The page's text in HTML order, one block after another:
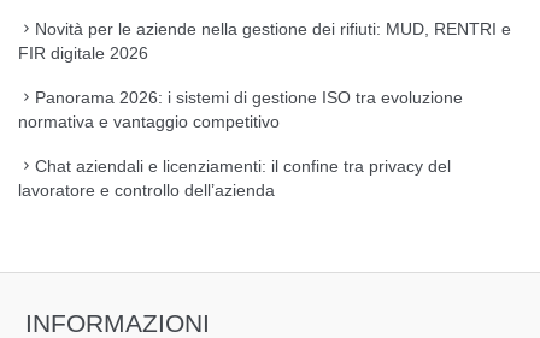
Novità per le aziende nella gestione dei rifiuti: MUD, RENTRI e
FIR digitale 2026
Panorama 2026: i sistemi di gestione ISO tra evoluzione
normativa e vantaggio competitivo
Chat aziendali e licenziamenti: il confine tra privacy del
lavoratore e controllo dell’azienda
INFORMAZIONI